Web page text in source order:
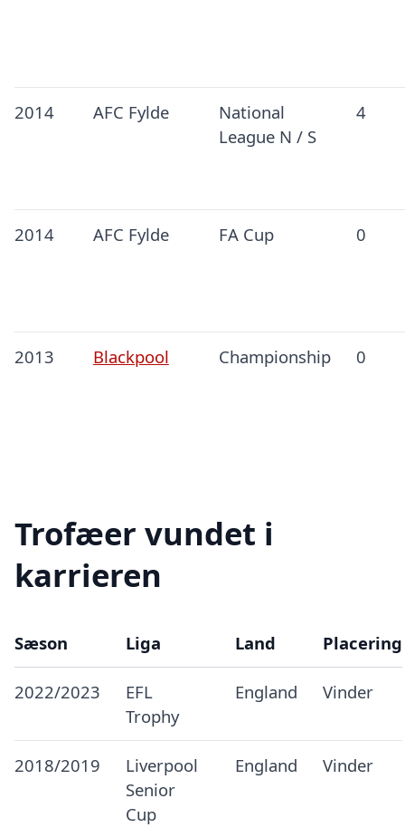
2014 AFC Fylde
National
League N / S
4
2014 AFC Fylde FA Cup 0
2013 Blackpool Championship 0
Trofæer vundet i
karrieren
Sæson Liga Land Placering
2022/2023
EFL
Trophy
England Vinder
2018/2019
Liverpool
Senior
Cup
England Vinder